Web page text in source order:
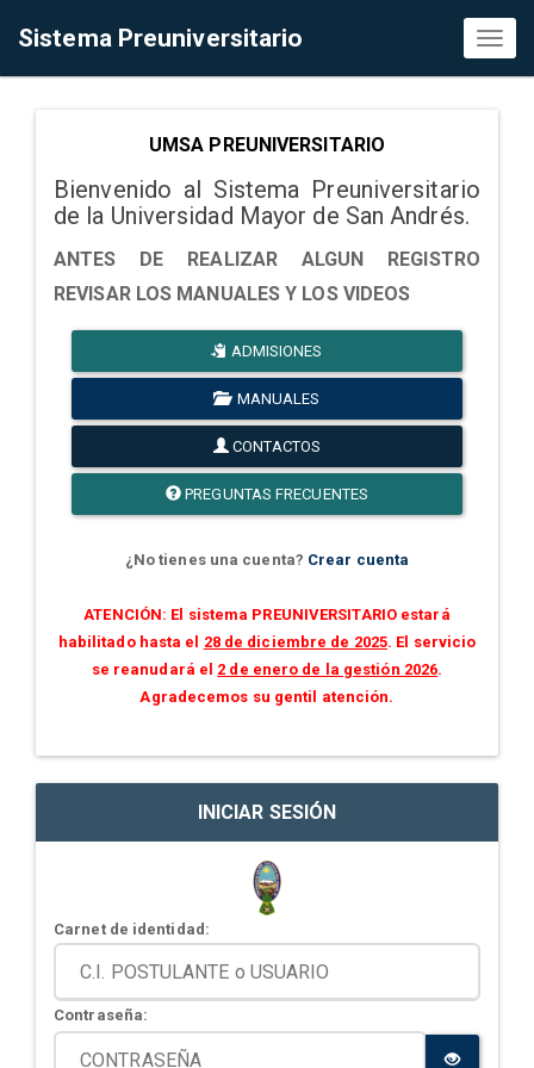
Sistema Preuniversitario
UMSA PREUNIVERSITARIO
Bienvenido al Sistema Preuniversitario
de la Universidad Mayor de San Andrés.
ANTES DE REALIZAR ALGUN REGISTRO
REVISAR LOS MANUALES Y LOS VIDEOS
ADMISIONES
MANUALES
CONTACTOS
PREGUNTAS FRECUENTES
¿No tienes una cuenta? Crear cuenta
ATENCIÓN: El sistema PREUNIVERSITARIO estará
habilitado hasta el 28 de diciembre de 2025. El servicio
se reanudará el 2 de enero de la gestión 2026.
Agradecemos su gentil atención.
INICIAR SESIÓN
Carnet de identidad:
Contraseña: